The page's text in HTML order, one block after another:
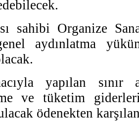
sahibi Organize
aydınlatma
yapılan sınır
ve tüketim
ödenekten